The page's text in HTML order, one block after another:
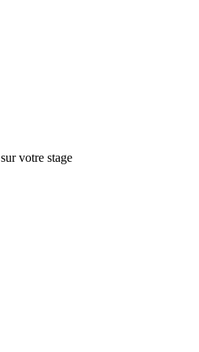
sur votre stage